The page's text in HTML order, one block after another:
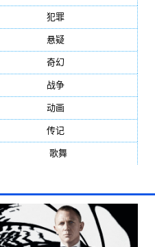
犯罪
悬疑
奇幻
战争
动画
传记
歌舞(81)